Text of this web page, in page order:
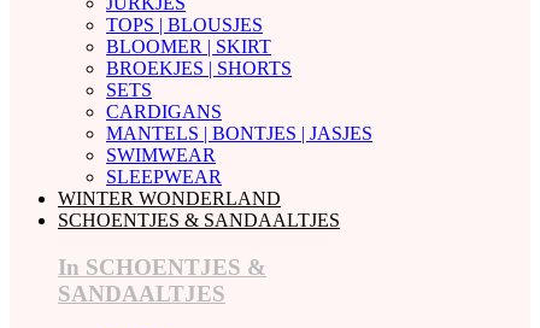
TOPS | BLOUSJES
BLOOMER | SKIRT
BROEKJES | SHORTS
SETS
CARDIGANS
MANTELS | BONTJES | JASJES
SWIMWEAR
SLEEPWEAR
WINTER WONDERLAND
SCHOENTJES & SANDAALTJES
In SCHOENTJES &
SANDAALTJES